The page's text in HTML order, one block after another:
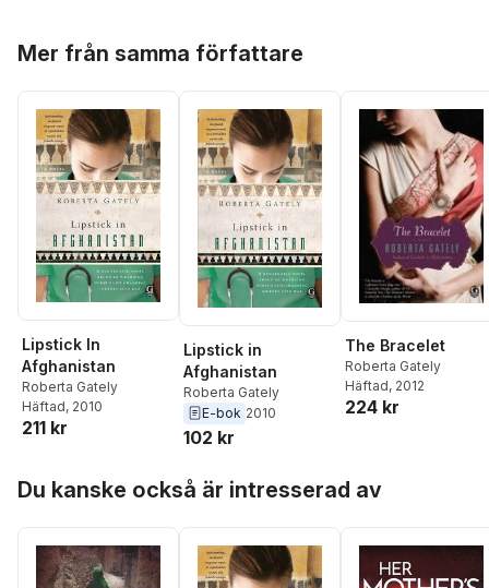
Mer från samma författare
Lipstick In
Afghanistan
Roberta Gately
Häftad, 2010
211 kr
Lipstick in
Afghanistan
Roberta Gately
E-bok 2010
102 kr
The Bracelet
Roberta Gately
Häftad, 2012
224 kr
Du kanske också är intresserad av